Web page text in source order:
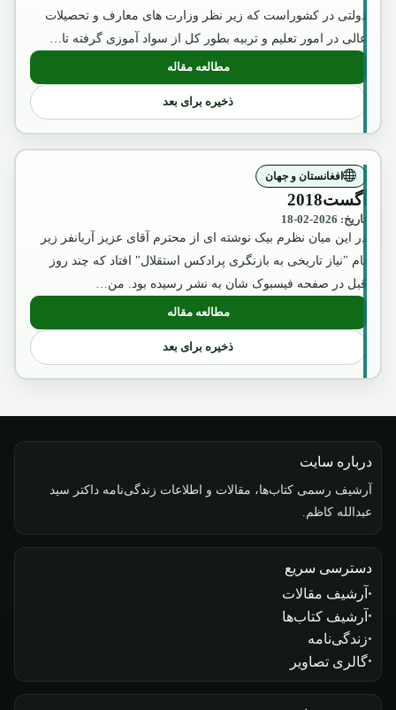
دولتی در کشوراست که زیر نظر وزارت های معارف و تحصیلات
عالی در امور تعلیم و تربیه بطور کل از سواد آموزی گرفته تا…
مطالعه مقاله: چگونگی انکشاف معارف عصری در کشور
ذخیره برای بعد
افغانستان و جهان
آگست2018
تاریخ: 2026-02-18
در این میان نظرم بیک نوشته ای از محترم آقای عزیز آریانفر زیر
نام "نیاز تاریخی به بازنگری پرادکس استقلال" افتاد که چند روز
قبل در صفحه فیسبوک شان به نشر رسیده بود. من…
مطالعه مقاله
: آگست2018
ذخیره برای بعد
درباره سایت
آرشیف رسمی کتاب‌ها، مقالات و اطلاعات زندگی‌نامه داکتر سید
عبدالله کاظم.
دسترسی سریع
آرشیف مقالات
آرشیف کتاب‌ها
زندگی‌نامه
گالری تصاویر